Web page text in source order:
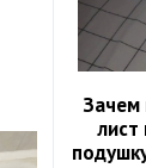
Зачем